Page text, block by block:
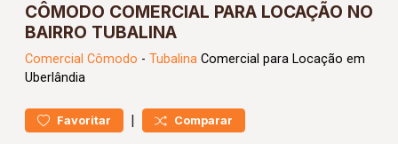
CÔMODO COMERCIAL PARA LOCAÇÃO NO
BAIRRO TUBALINA
Comercial Cômodo - Tubalina Comercial para Locação em
Uberlândia
Favoritar | Comparar